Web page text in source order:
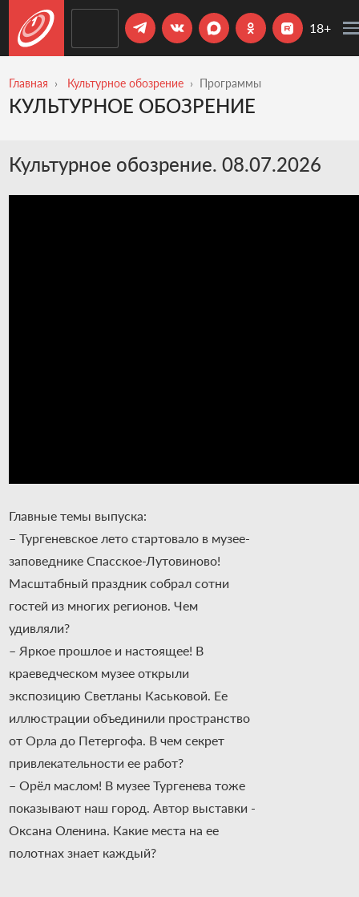
18+
Главная Культурное обозрение Программы
КУЛЬТУРНОЕ ОБОЗРЕНИЕ
Культурное обозрение. 08.07.2026
Главные темы выпуска:
– Тургеневское лето стартовало в музее-
заповеднике Спасское-Лутовиново!
Масштабный праздник собрал сотни
гостей из многих регионов. Чем
удивляли?
– Яркое прошлое и настоящее! В
краеведческом музее открыли
экспозицию Светланы Каськовой. Ее
иллюстрации объединили пространство
от Орла до Петергофа. В чем секрет
привлекательности ее работ?
– Орёл маслом! В музее Тургенева тоже
показывают наш город. Автор выставки -
Оксана Оленина. Какие места на ее
полотнах знает каждый?